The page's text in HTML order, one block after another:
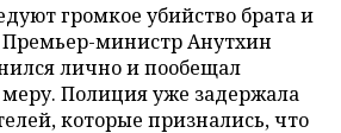
громкое убийство брата и
Премьер-министр Анутхин
лично и пообещал
Полиция уже задержала
которые признались, что